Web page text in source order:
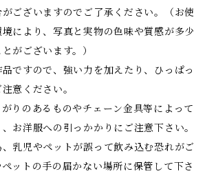
ございますのでご了承ください。（お使
により、写真と実物の色味や質感が多少
がございます。）
品ですので、強い力を加えたり、ひっぱっ
意ください。
がりのあるものやチェーン金具等によって
お洋服への引っかかりにご注意下さい。
、乳児やペットが誤って飲み込む恐れがご
ットの手の届かない場所に保管して下さ